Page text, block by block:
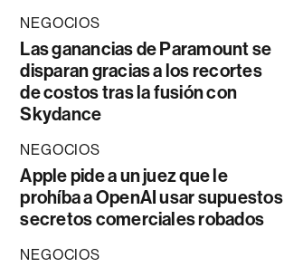
NEGOCIOS
Las ganancias de Paramount se
disparan gracias a los recortes
de costos tras la fusión con
Skydance
NEGOCIOS
Apple pide a un juez que le
prohíba a OpenAI usar supuestos
secretos comerciales robados
NEGOCIOS